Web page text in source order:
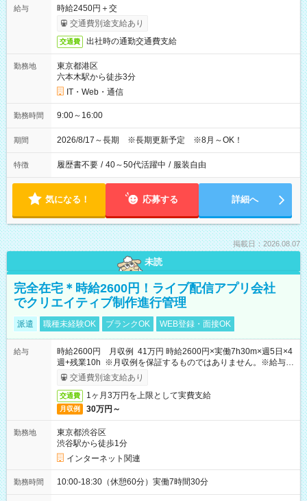
給与
時給2450円＋交
交通費別途支給あり
交通費 出社時の通勤交通費支給
勤務地
東京都港区
六本木駅から徒歩3分
IT・Web・通信
勤務時間 9:00～16:00
期間 2026/8/17～長期 ※長期更新予定 ※8月～OK！
特徴 履歴書不要 / 40～50代活躍中 / 服装自由
気になる！ 応募する 詳細へ
掲載日：2026.08.07
未読
完全在宅＊時給2600円！ライブ配信アプリ会社
でクリエイティブ制作進行管理
派遣 職種未経験OK ブランクOK WEB登録・面接OK
給与
時給2600円 月収例 41万円 時給2600円×実働7h30m×週5日×4
週+残業10h ※月収例を保証するものではありません。※給与即
受取りサービス利用可（利用条件有）
交通費別途支給あり
交通費 1ヶ月3万円を上限として実費支給
月収例 30万円～
勤務地
東京都渋谷区
渋谷駅から徒歩1分
インターネット関連
勤務時間 10:00-18:30（休憩60分）実働7時間30分